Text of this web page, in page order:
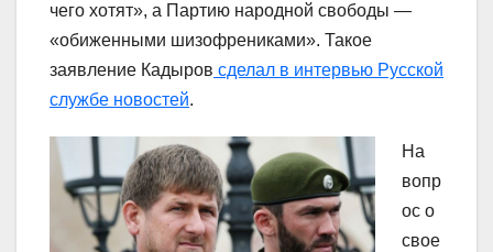
чего хотят», а Партию народной свободы —
«обиженными шизофрениками». Такое
заявление Кадыров сделал в интервью Русской
службе новостей.
На
вопр
ос о
свое